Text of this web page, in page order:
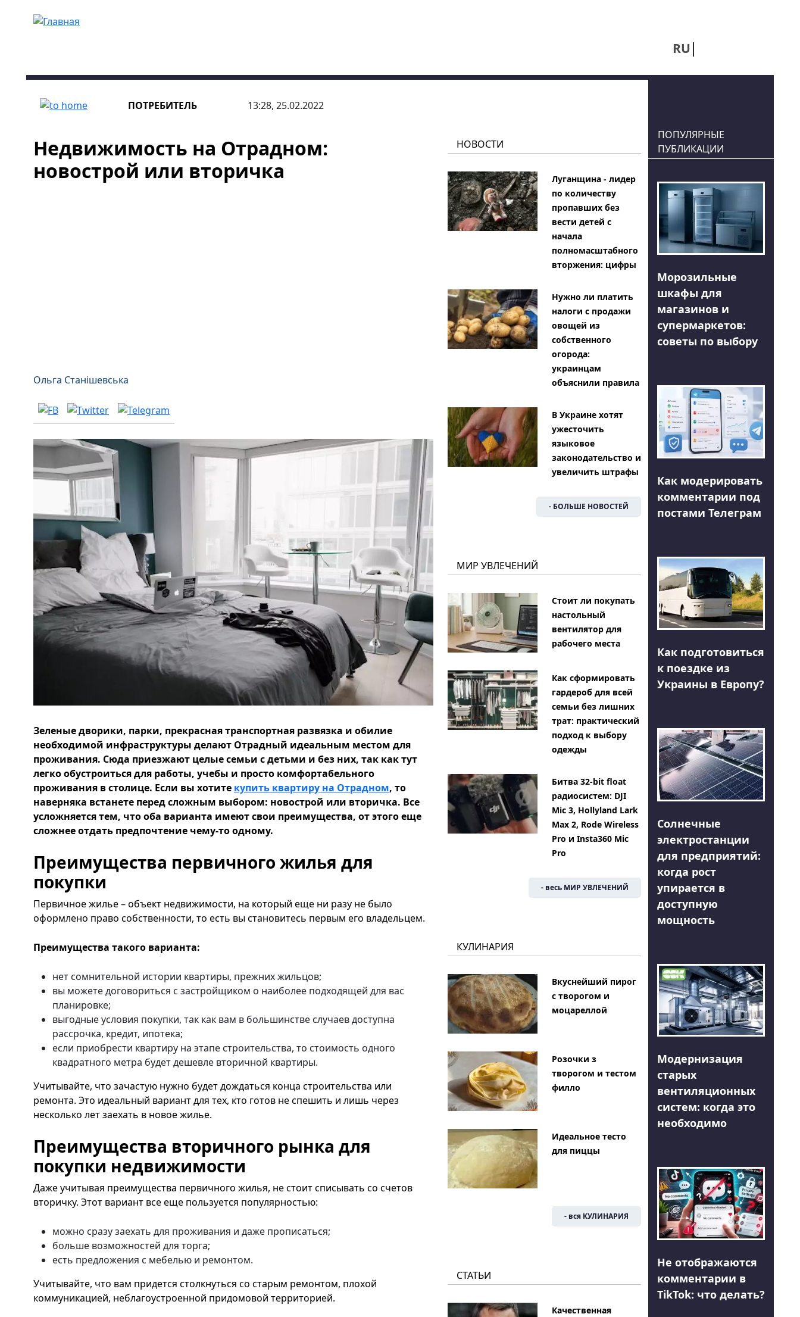
RU
ПОТРЕБИТЕЛЬ 13:28, 25.02.2022
Недвижимость на Отрадном:
новострой или вторичка
Ольга Станішевська
Зеленые дворики, парки, прекрасная транспортная развязка и обилие
необходимой инфраструктуры делают Отрадный идеальным местом для
проживания. Сюда приезжают целые семьи с детьми и без них, так как тут
легко обустроиться для работы, учебы и просто комфортабельного
проживания в столице. Если вы хотите купить квартиру на Отрадном, то
наверняка встанете перед сложным выбором: новострой или вторичка. Все
усложняется тем, что оба варианта имеют свои преимущества, от этого еще
сложнее отдать предпочтение чему-то одному.
Преимущества первичного жилья для
покупки
Первичное жилье – объект недвижимости, на который еще ни разу не было
оформлено право собственности, то есть вы становитесь первым его владельцем.
Преимущества такого варианта:
нет сомнительной истории квартиры, прежних жильцов;
вы можете договориться с застройщиком о наиболее подходящей для вас
планировке;
выгодные условия покупки, так как вам в большинстве случаев доступна
рассрочка, кредит, ипотека;
если приобрести квартиру на этапе строительства, то стоимость одного
квадратного метра будет дешевле вторичной квартиры.
Учитывайте, что зачастую нужно будет дождаться конца строительства или
ремонта. Это идеальный вариант для тех, кто готов не спешить и лишь через
несколько лет заехать в новое жилье.
Преимущества вторичного рынка для
покупки недвижимости
Даже учитывая преимущества первичного жилья, не стоит списывать со счетов
вторичку. Этот вариант все еще пользуется популярностью:
можно сразу заехать для проживания и даже прописаться;
больше возможностей для торга;
есть предложения с мебелью и ремонтом.
Учитывайте, что вам придется столкнуться со старым ремонтом, плохой
коммуникацией, неблагоустроенной придомовой территорией.
НОВОСТИ
Луганщина - лидер
по количеству
пропавших без
вести детей с
начала
полномасштабного
вторжения: цифры
Нужно ли платить
налоги с продажи
овощей из
собственного
огорода:
украинцам
объяснили правила
В Украине хотят
ужесточить
языковое
законодательство и
увеличить штрафы
- БОЛЬШЕ НОВОСТЕЙ
МИР УВЛЕЧЕНИЙ
Стоит ли покупать
настольный
вентилятор для
рабочего места
Как сформировать
гардероб для всей
семьи без лишних
трат: практический
подход к выбору
одежды
Битва 32-bit float
радиосистем: DJI
Mic 3, Hollyland Lark
Max 2, Rode Wireless
Pro и Insta360 Mic
Pro
- весь МИР УВЛЕЧЕНИЙ
КУЛИНАРИЯ
Вкуснейший пирог
с творогом и
моцареллой
Розочки з
творогом и тестом
филло
Идеальное тесто
для пиццы
- вся КУЛИНАРИЯ
СТАТЬИ
Качественная
ПОПУЛЯРНЫЕ
ПУБЛИКАЦИИ
Морозильные
шкафы для
магазинов и
супермаркетов:
советы по выбору
Как модерировать
комментарии под
постами Телеграм
Как подготовиться
к поездке из
Украины в Европу?
Солнечные
электростанции
для предприятий:
когда рост
упирается в
доступную
мощность
Модернизация
старых
вентиляционных
систем: когда это
необходимо
Не отображаются
комментарии в
TikTok: что делать?